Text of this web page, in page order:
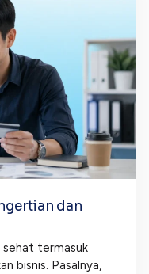
dan
termasuk
bisnis. Pasalnya,